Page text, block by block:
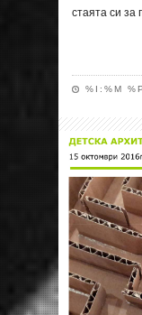
стаята си за
%I:%M